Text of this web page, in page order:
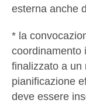
esterna anche
* la
coordinamento
finalizzato a un
pianificazione
deve essere